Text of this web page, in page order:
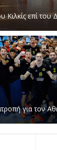
Κιλκίς επί του
για τον